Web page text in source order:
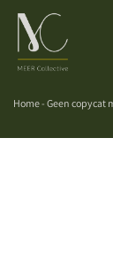
Skip
content
Home- Geen copycat